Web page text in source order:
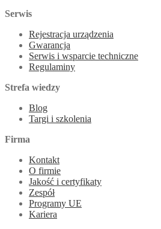
Serwis
Rejestracja urządzenia
Gwarancja
Serwis i wsparcie techniczne
Regulaminy
Strefa wiedzy
Blog
Targi i szkolenia
Firma
Kontakt
O firmie
Jakość i certyfikaty
Zespół
Programy UE
Kariera